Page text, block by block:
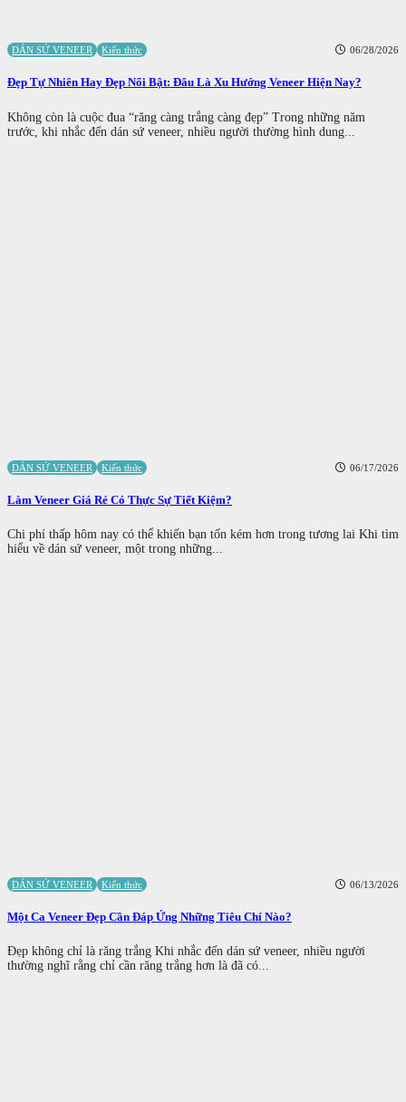
DÁN SỨ VENEER Kiến thức 06/28/2026
Đẹp Tự Nhiên Hay Đẹp Nổi Bật: Đâu Là Xu Hướng Veneer Hiện Nay?
Không còn là cuộc đua “răng càng trắng càng đẹp” Trong những năm
trước, khi nhắc đến dán sứ veneer, nhiều người thường hình dung...
DÁN SỨ VENEER Kiến thức 06/17/2026
Làm Veneer Giá Rẻ Có Thực Sự Tiết Kiệm?
Chi phí thấp hôm nay có thể khiến bạn tốn kém hơn trong tương lai Khi tìm
hiểu về dán sứ veneer, một trong những...
DÁN SỨ VENEER Kiến thức 06/13/2026
Một Ca Veneer Đẹp Cần Đáp Ứng Những Tiêu Chí Nào?
Đẹp không chỉ là răng trắng Khi nhắc đến dán sứ veneer, nhiều người
thường nghĩ rằng chỉ cần răng trắng hơn là đã có...